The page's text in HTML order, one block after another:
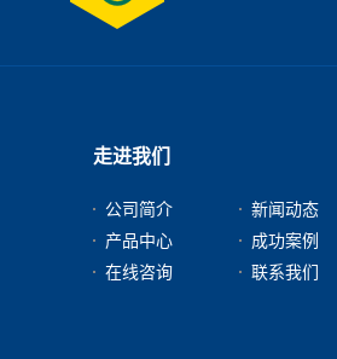
走进我们
公司简介
新闻动态
产品中心
成功案例
在线咨询
联系我们